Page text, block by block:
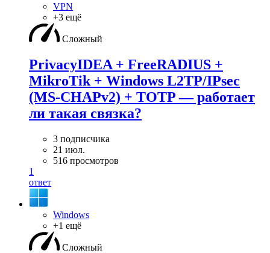
VPN
+3 ещё
Сложный
PrivacyIDEA + FreeRADIUS +
MikroTik + Windows L2TP/IPsec
(MS-CHAPv2) + TOTP — работает
ли такая связка?
3 подписчика
21 июл.
516 просмотров
1
ответ
Windows
+1 ещё
Сложный